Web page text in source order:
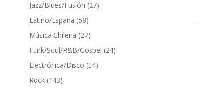
Jazz/Blues/Fusión (27)
Latino/España (58)
Música Chilena (27)
Funk/Soul/R&B/Gospel (24)
Electrónica/Disco (34)
Rock (143)